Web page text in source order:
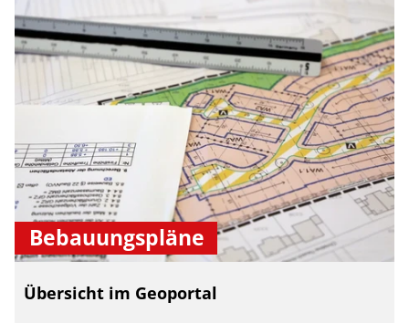
Bebauungspläne
Übersicht im Geoportal